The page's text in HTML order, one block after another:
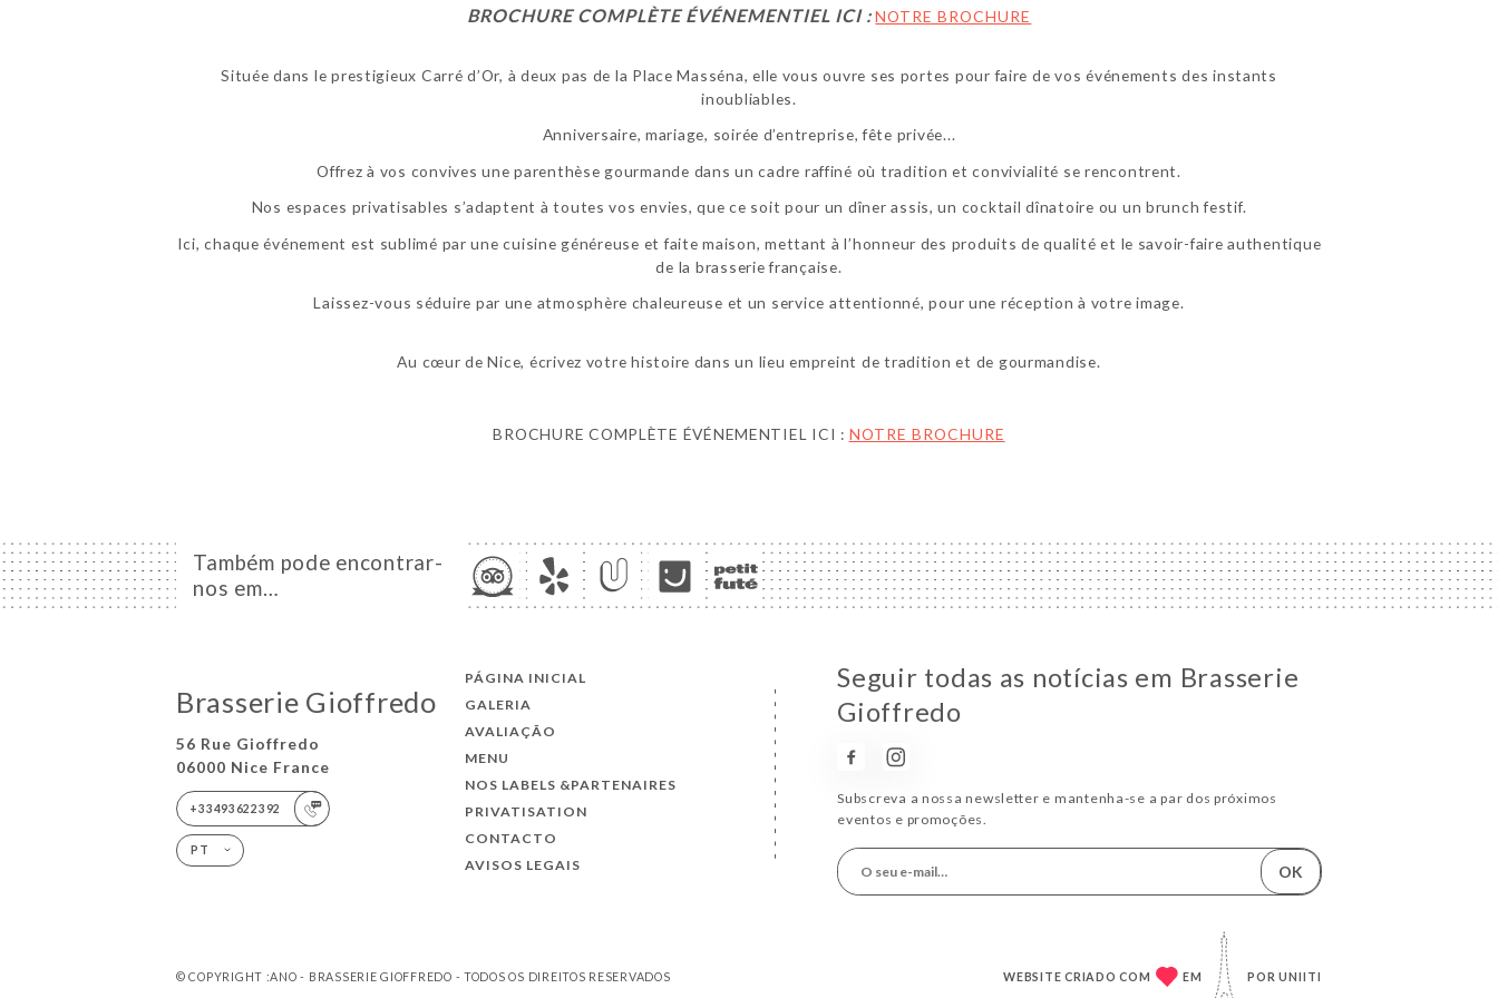
BROCHURE COMPLÈTE ÉVÉNEMENTIEL ICI : NOTRE BROCHURE
Située dans le prestigieux Carré d’Or, à deux pas de la Place Masséna, elle vous ouvre ses portes pour faire de vos événements des instants
inoubliables.
Anniversaire, mariage, soirée d’entreprise, fête privée...
Offrez à vos convives une parenthèse gourmande dans un cadre raffiné où tradition et convivialité se rencontrent.
Nos espaces privatisables s’adaptent à toutes vos envies, que ce soit pour un dîner assis, un cocktail dînatoire ou un brunch festif.
Ici, chaque événement est sublimé par une cuisine généreuse et faite maison, mettant à l’honneur des produits de qualité et le savoir-faire authentique
de la brasserie française.
Laissez-vous séduire par une atmosphère chaleureuse et un service attentionné, pour une réception à votre image.
Au cœur de Nice, écrivez votre histoire dans un lieu empreint de tradition et de gourmandise.
BROCHURE COMPLÈTE ÉVÉNEMENTIEL ICI : NOTRE BROCHURE
Também pode encontrar-
nos em…
Brasserie Gioffredo
56 Rue Gioffredo
06000 Nice France
+33493622392
PT
PÁGINA INICIAL
GALERIA
AVALIAÇÃO
MENU
NOS LABELS &PARTENAIRES
PRIVATISATION
CONTACTO
AVISOS LEGAIS
Seguir todas as notícias em Brasserie
Gioffredo
Subscreva a nossa newsletter e mantenha-se a par dos próximos
eventos e promoções.
OK
© COPYRIGHT :ANO - BRASSERIE GIOFFREDO - TODOS OS DIREITOS RESERVADOS WEBSITE CRIADO COM EM PORUNIITI